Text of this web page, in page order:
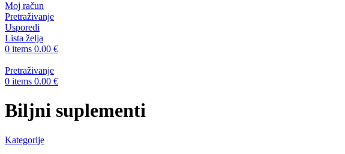
Moj račun
Pretraživanje
Usporedi
Lista želja
0 items 0.00 €
Pretraživanje
0 items 0.00 €
Biljni suplementi
Kategorije